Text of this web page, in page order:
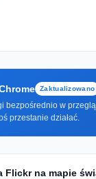
Zaktualizowano
bezpośrednio w
przestanie działać.
Flickr na mapie